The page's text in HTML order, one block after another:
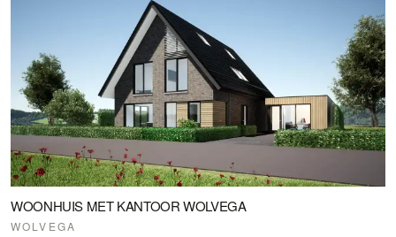
WOONHUIS MET KANTOOR WOLVEGA
WOLVEGA